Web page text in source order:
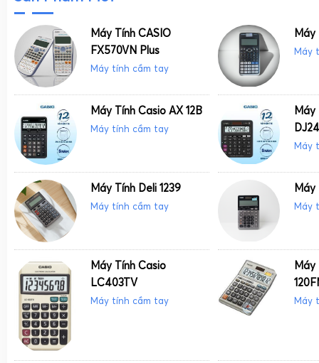
Máy Tính CASIO
FX570VN Plus
Máy tính cầm tay
Máy
Máy
Máy Tính Casio AX 12B
Máy tính cầm tay
Máy
Máy
Máy Tính Deli 1239
Máy tính cầm tay
Máy
Máy
Máy Tính Casio
LC403TV
Máy tính cầm tay
Máy
Máy